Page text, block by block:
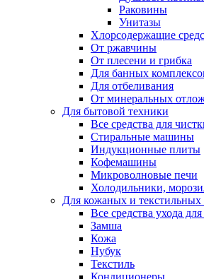
Раковины
Унитазы
Хлорсодержащие
От ржавчины
От плесени и грибка
Для банных
Для отбеливания
От минеральных
Для бытовой техники
Все средства для
Стиральные машины
Индукционные плиты
Кофемашины
Микроволновые печи
Холодильники,
Для кожаных и текстильных
Все средства ухода
Замша
Кожа
Нубук
Текстиль
Кондиционеры